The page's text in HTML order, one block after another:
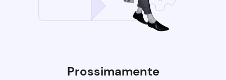
Prossimamente